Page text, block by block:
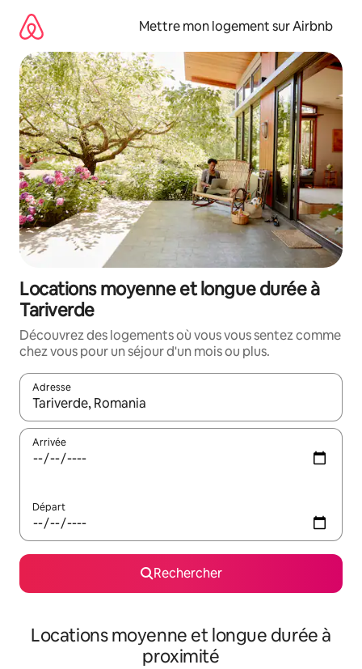
directement
contenu
Mettre mon logement sur Airbnb
Locations moyenne et longue durée à
Tariverde
Découvrez des logements où vous vous sentez comme
chez vous pour un séjour d'un mois ou plus.
Adresse
Lorsque les résultats s'affichent, utilisez les flèches vers le
Arrivée
Départ
Rechercher
Locations moyenne et longue durée à
proximité